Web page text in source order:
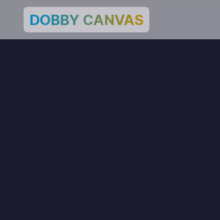
본문으로 바로가기
DOBBY CANVAS